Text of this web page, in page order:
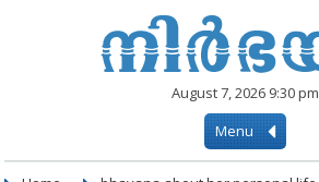
August 7, 2026 9:30 pm
Menu